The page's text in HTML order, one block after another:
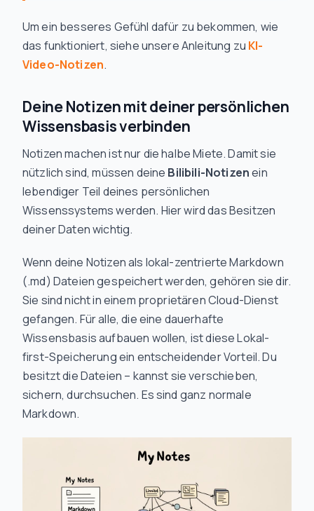
Um ein besseres Gefühl dafür zu bekommen, wie
das funktioniert, siehe unsere Anleitung zu KI-
Video-Notizen.
Deine Notizen mit deiner persönlichen
Wissensbasis verbinden
Notizen machen ist nur die halbe Miete. Damit sie
nützlich sind, müssen deine Bilibili-Notizenein
lebendiger Teil deines persönlichen
Wissenssystems werden. Hier wird das Besitzen
deiner Daten wichtig.
Wenn deine Notizen als lokal-zentrierte Markdown
(.md) Dateien gespeichert werden, gehören sie dir.
Sie sind nicht in einem proprietären Cloud-Dienst
gefangen. Für alle, die eine dauerhafte
Wissensbasis aufbauen wollen, ist diese Lokal-
first-Speicherung ein entscheidender Vorteil. Du
besitzt die Dateien – kannst sie verschieben,
sichern, durchsuchen. Es sind ganz normale
Markdown.